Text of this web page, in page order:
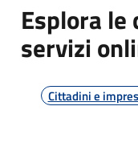
Esplora le
servizi
Cittadini e